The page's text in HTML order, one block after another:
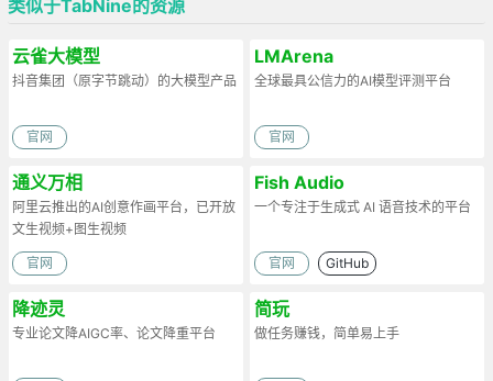
类似于TabNine的资源
云雀大模型
抖音集团（原字节跳动）的大模型产品
官网
LMArena
全球最具公信力的AI模型评测平台
官网
通义万相
阿里云推出的AI创意作画平台，已开放
文生视频+图生视频
官网
Fish Audio
一个专注于生成式 AI 语音技术的平台
官网 GitHub
降迹灵
专业论文降AIGC率、论文降重平台
简玩
做任务赚钱，简单易上手